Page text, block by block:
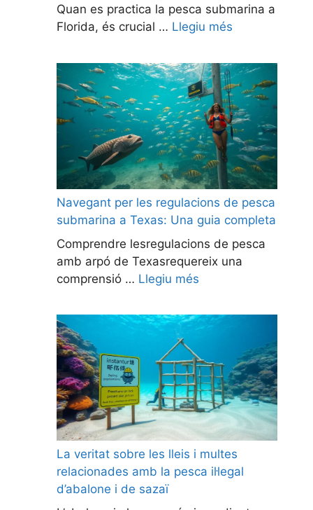
Quan es practica la pesca submarina a
Florida, és crucial … Llegiu més
Navegant per les regulacions de pesca
submarina a Texas: Una guia completa
Comprendre lesregulacions de pesca
amb arpó de Texasrequereix una
comprensió … Llegiu més
La veritat sobre les lleis i multes
relacionades amb la pesca il·legal
d’abalone i de sazaï